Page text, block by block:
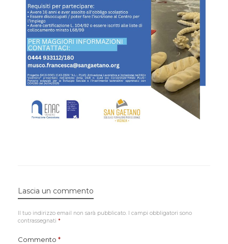
Lascia un commento
Il tuo indirizzo email non sarà pubblicato. I campi obbligatori sono
contrassegnati *
Commento *